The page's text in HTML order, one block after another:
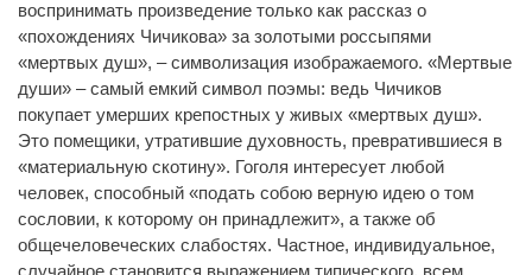
воспринимать произведение только как рассказ о
«похождениях Чичикова» за золотыми россыпями
«мертвых душ», – символизация изображаемого. «Мертвые
души» – самый емкий символ поэмы: ведь Чичиков
покупает умерших крепостных у живых «мертвых душ».
Это помещики, утратившие духовность, превратившиеся в
«материальную скотину». Гоголя интересует любой
человек, способный «подать собою верную идею о том
сословии, к которому он принадлежит», а также об
общечеловеческих слабостях. Частное, индивидуальное,
случайное становится выражением типического, всем